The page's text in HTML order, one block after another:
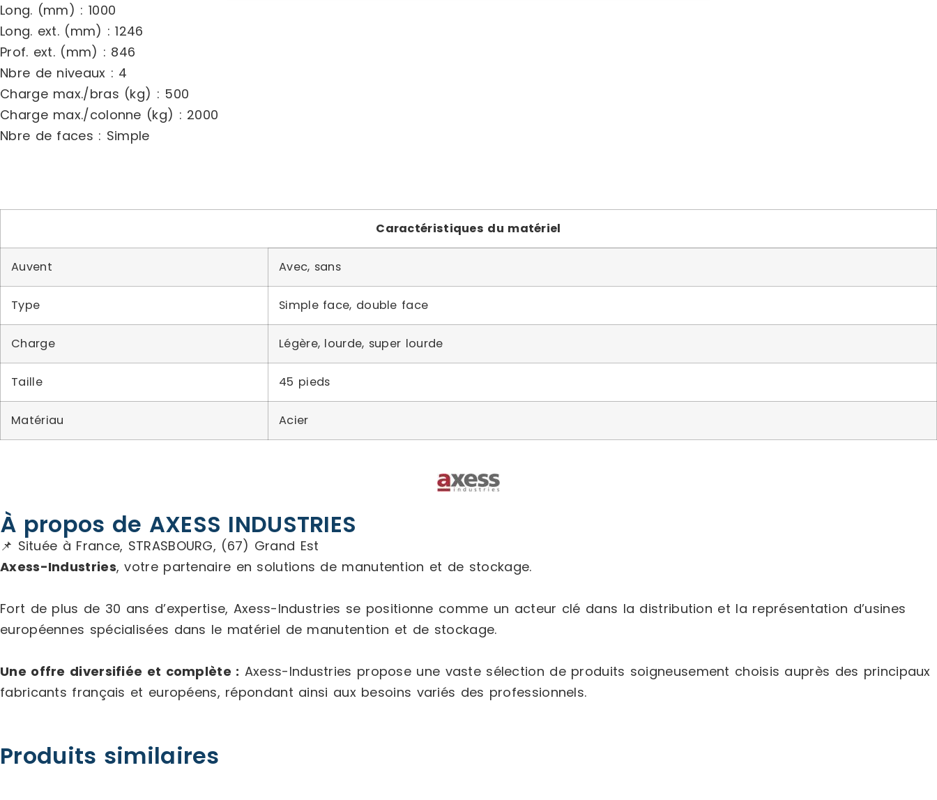
Long. (mm) : 1000
Long. ext. (mm) : 1246
Prof. ext. (mm) : 846
Nbre de niveaux : 4
Charge max./bras (kg) : 500
Charge max./colonne (kg) : 2000
Nbre de faces : Simple
Caractéristiques du matériel
Auvent Avec, sans
Type Simple face, double face
Charge Légère, lourde, super lourde
Taille 45 pieds
Matériau Acier
À propos de AXESS INDUSTRIES
📌 Située à France, STRASBOURG, (67) Grand Est
Axess-Industries, votre partenaire en solutions de manutention et de stockage.
Fort de plus de 30 ans d’expertise, Axess-Industries se positionne comme un acteur clé dans la distribution et la représentation d’usines
européennes spécialisées dans le matériel de manutention et de stockage.
Une offre diversifiée et complète : Axess-Industries propose une vaste sélection de produits soigneusement choisis auprès des principaux
fabricants français et européens, répondant ainsi aux besoins variés des professionnels.
Produits similaires